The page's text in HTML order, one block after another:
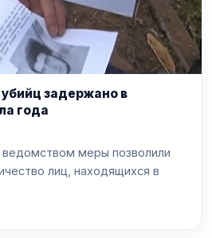
задержано в
года
меры позволили
лиц, находящихся в